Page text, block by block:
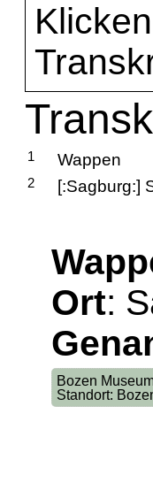
1 Wappen
2 [:Sagburg:]
Ort:
Bozen
Standort: